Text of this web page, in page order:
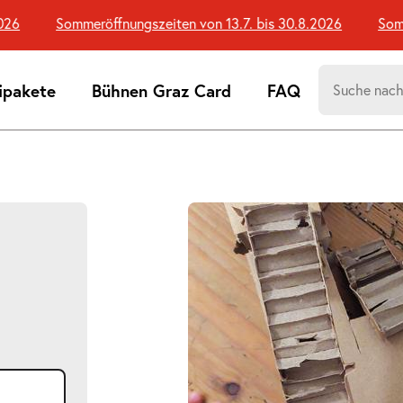
Sommeröffnungszeiten von 13.7. bis 30.8.2026
Bühnen Graz Card FAQ
nach: